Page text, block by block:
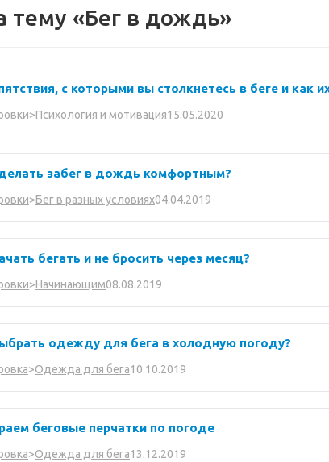
тему «Бег в дождь»
с которыми вы столкнетесь в беге и как
>Психология и мотивация15.05.2020
забег в дождь комфортным?
>Бег в разных условиях04.04.2019
бегать и не бросить через месяц?
>Начинающим08.08.2019
одежду для бега в холодную погоду?
>Одежда для бега10.10.2019
беговые перчатки по погоде
>Одежда для бега13.12.2019